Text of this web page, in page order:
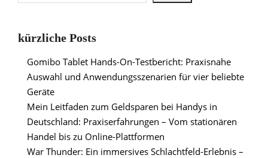
kürzliche Posts
Gomibo Tablet Hands-On-Testbericht: Praxisnahe
Auswahl und Anwendungsszenarien für vier beliebte
Geräte
Mein Leitfaden zum Geldsparen bei Handys in
Deutschland: Praxiserfahrungen – Vom stationären
Handel bis zu Online-Plattformen
War Thunder: Ein immersives Schlachtfeld-Erlebnis –